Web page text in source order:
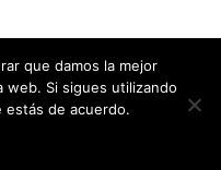
que damos la mejor
web. Si sigues utilizando
estás de acuerdo.